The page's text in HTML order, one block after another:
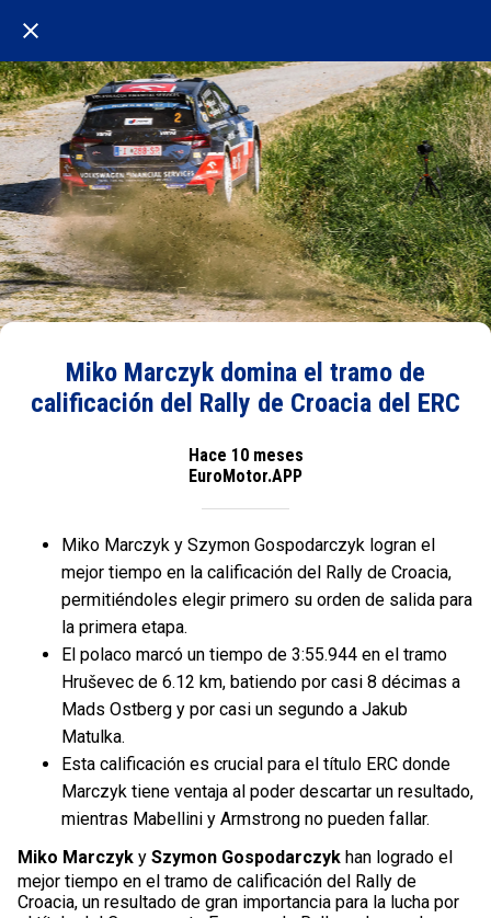
Miko Marczyk domina el tramo de
calificación del Rally de Croacia del ERC
Hace 10 meses
EuroMotor.APP
Miko Marczyk y Szymon Gospodarczyk logran el
mejor tiempo en la calificación del Rally de Croacia,
permitiéndoles elegir primero su orden de salida para
la primera etapa.
El polaco marcó un tiempo de 3:55.944 en el tramo
Hruševec de 6.12 km, batiendo por casi 8 décimas a
Mads Ostberg y por casi un segundo a Jakub
Matulka.
Esta calificación es crucial para el título ERC donde
Marczyk tiene ventaja al poder descartar un resultado,
mientras Mabellini y Armstrong no pueden fallar.
Miko Marczyk y Szymon Gospodarczyk han logrado el
mejor tiempo en el tramo de calificación del Rally de
Croacia, un resultado de gran importancia para la lucha por